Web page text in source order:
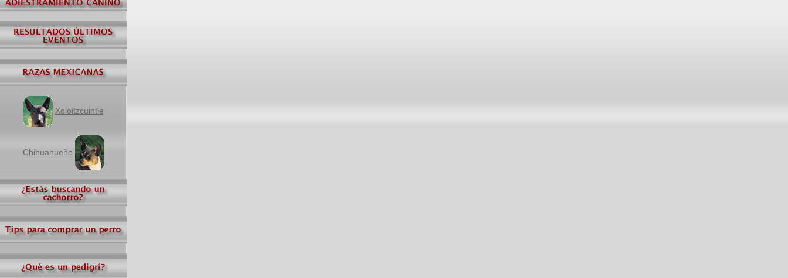
Xoloitzcuintle
Chihuahueño